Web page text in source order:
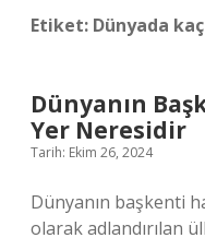
Etiket: Dünyada
Dünyanın
Yer Neresidir
Tarih: Ekim 26, 2024
Dünyanın başkenti
olarak adlandırılan